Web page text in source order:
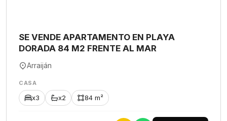
SE VENDE APARTAMENTO EN PLAYA
DORADA 84 M2 FRENTE AL MAR
Arraiján
CASA
x3 x2 84 m²